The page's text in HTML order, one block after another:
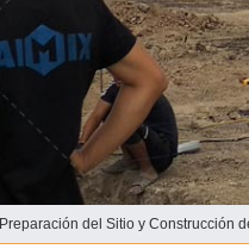
Preparación del Sitio y Construcción